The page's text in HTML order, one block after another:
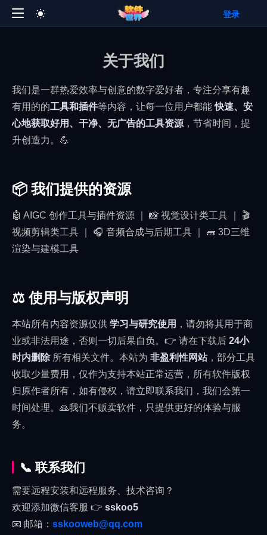
登录
关于我们
我们是一群热爱效率与创意的数字爱好者，专注分享有趣
有用的的工具和插件等内容，让每一位用户都能快速、安
心地获取好用、干净、无广告的工具资源 ，节省时间，提
升创造力。💪
📦 我们提供的资源
🤖 AIGC 创作工具与插件资源 ｜ 📸 视觉设计类工具 ｜ 🎬
视频剪辑类工具 ｜ 🎧 音频合成与后期工具 ｜ 🧱 3D三维
渲染与建模工具
⚖️ 使用与版权声明
本站所有内容资源仅供 学习与研究使用 ，请勿将其用于商
业或非法用途，否则一切后果自负。👉 请在下载后 24小
时内删除所有相关文件。本站为 非盈利性网站，部分工具
收取少量费用，仅作为支持本站正常运营，所有软件版权
归原作者所有，如有侵权，请立即联系我们，我们会第一
时间处理。🙏我们不贩卖软件，只提供更好的体验与服
务。
📞 联系我们
需要远程安装和远程服务、技术咨询？
欢迎添加微信客服 👉 sskoo5
📧 邮箱： sskooweb@qq.com